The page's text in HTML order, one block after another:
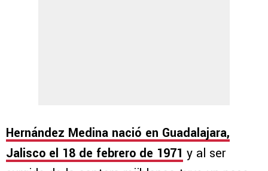
Hernández Medina nació en Guadalajara,
Jalisco el 18 de febrero de 1971 y al ser